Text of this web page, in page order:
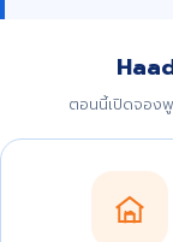
ตอนนี้เปิดจอง